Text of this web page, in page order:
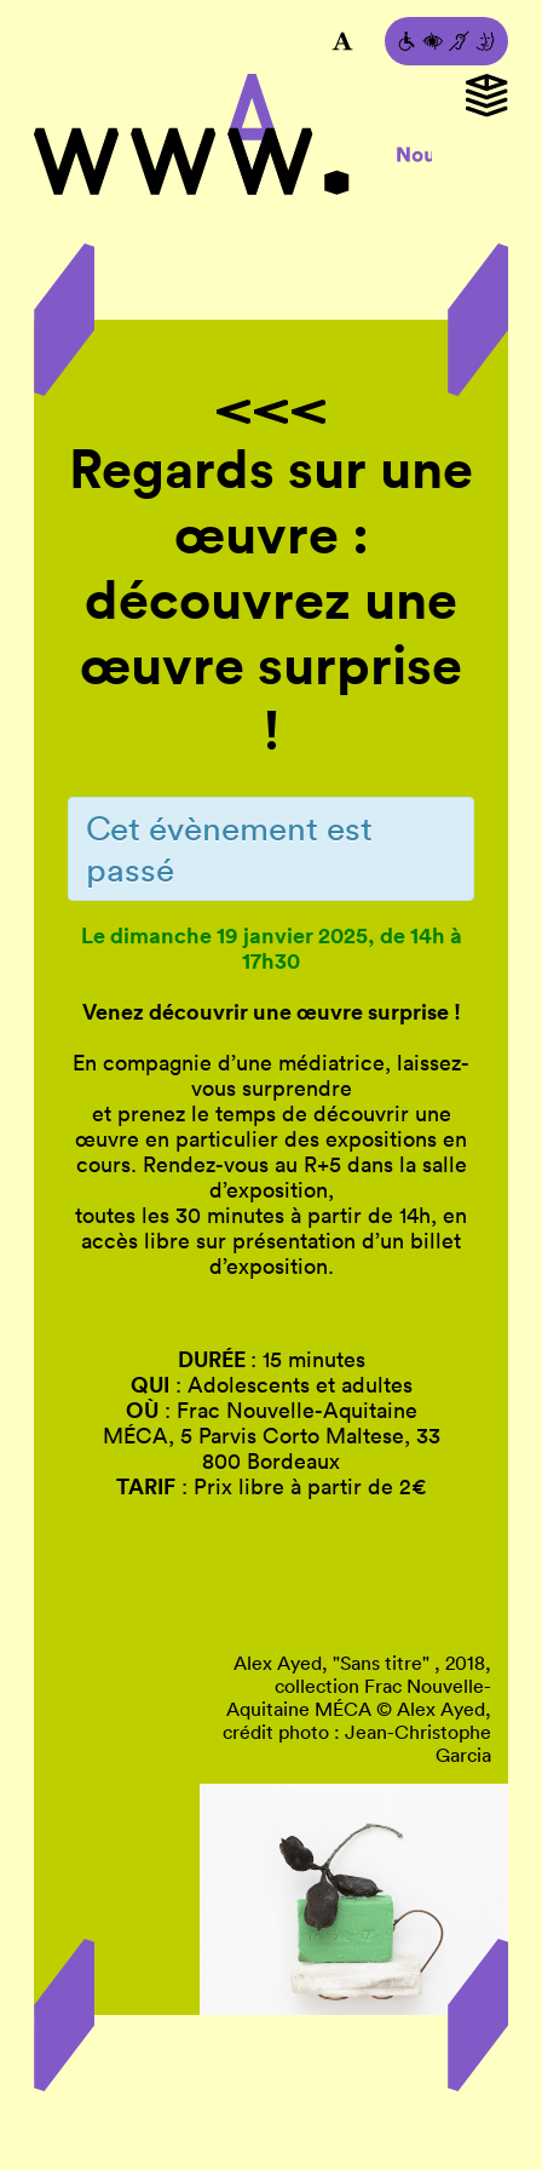
Regards sur une
œuvre :
découvrez une
œuvre surprise
!
Cet évènement est
passé
Le dimanche 19 janvier 2025, de 14h à
17h30
Venez découvrir une œuvre surprise !
En compagnie d’une médiatrice, laissez-
vous surprendre
et prenez le temps de découvrir une
œuvre en particulier des expositions en
cours. Rendez-vous au R+5 dans la salle
d’exposition,
toutes les 30 minutes à partir de 14h, en
accès libre sur présentation d’un billet
d’exposition.
DURÉE : 15 minutes
QUI : Adolescents et adultes
OÙ: Frac Nouvelle-Aquitaine
MÉCA, 5 Parvis Corto Maltese, 33
800 Bordeaux
TARIF : Prix libre à partir de 2€
Alex Ayed, "Sans titre" , 2018,
collection Frac Nouvelle-
Aquitaine MÉCA © Alex Ayed,
crédit photo : Jean-Christophe
Garcia